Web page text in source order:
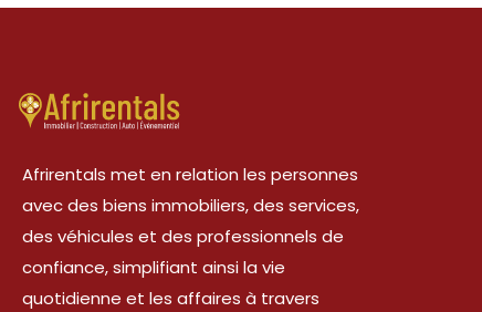
Afrirentals met en relation les personnes
avec des biens immobiliers, des services,
des véhicules et des professionnels de
confiance, simplifiant ainsi la vie
quotidienne et les affaires à travers